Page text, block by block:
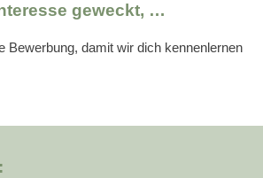
geweckt, …
Bewerbung, damit wir dich kennenlernen